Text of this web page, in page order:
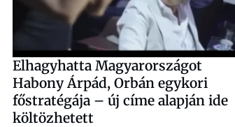
Elhagyhatta Magyarországot
Habony Árpád, Orbán egykori
főstratégája – új címe alapján ide
költözhetett